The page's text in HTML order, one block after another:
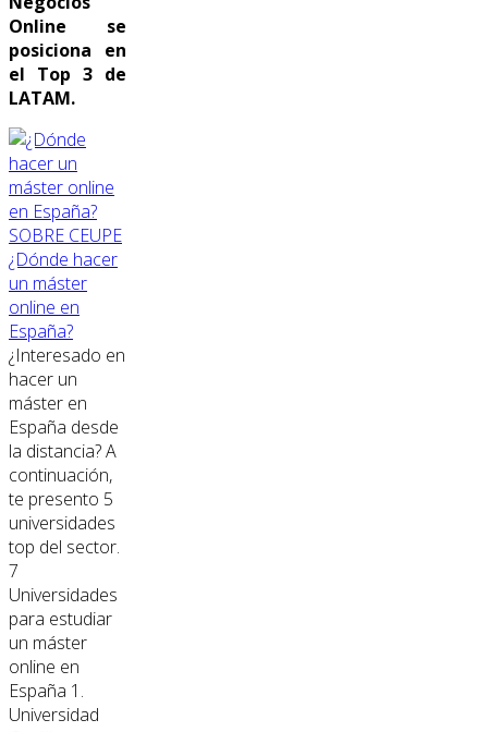
Online se
posiciona en
el Top 3 de
LATAM.
SOBRE CEUPE
¿Dónde hacer
un máster
online en
España?
¿Interesado en
hacer un
máster en
España desde
la distancia? A
continuación,
te presento 5
universidades
top del sector.
7
Universidades
para estudiar
un máster
online en
España 1.
Universidad